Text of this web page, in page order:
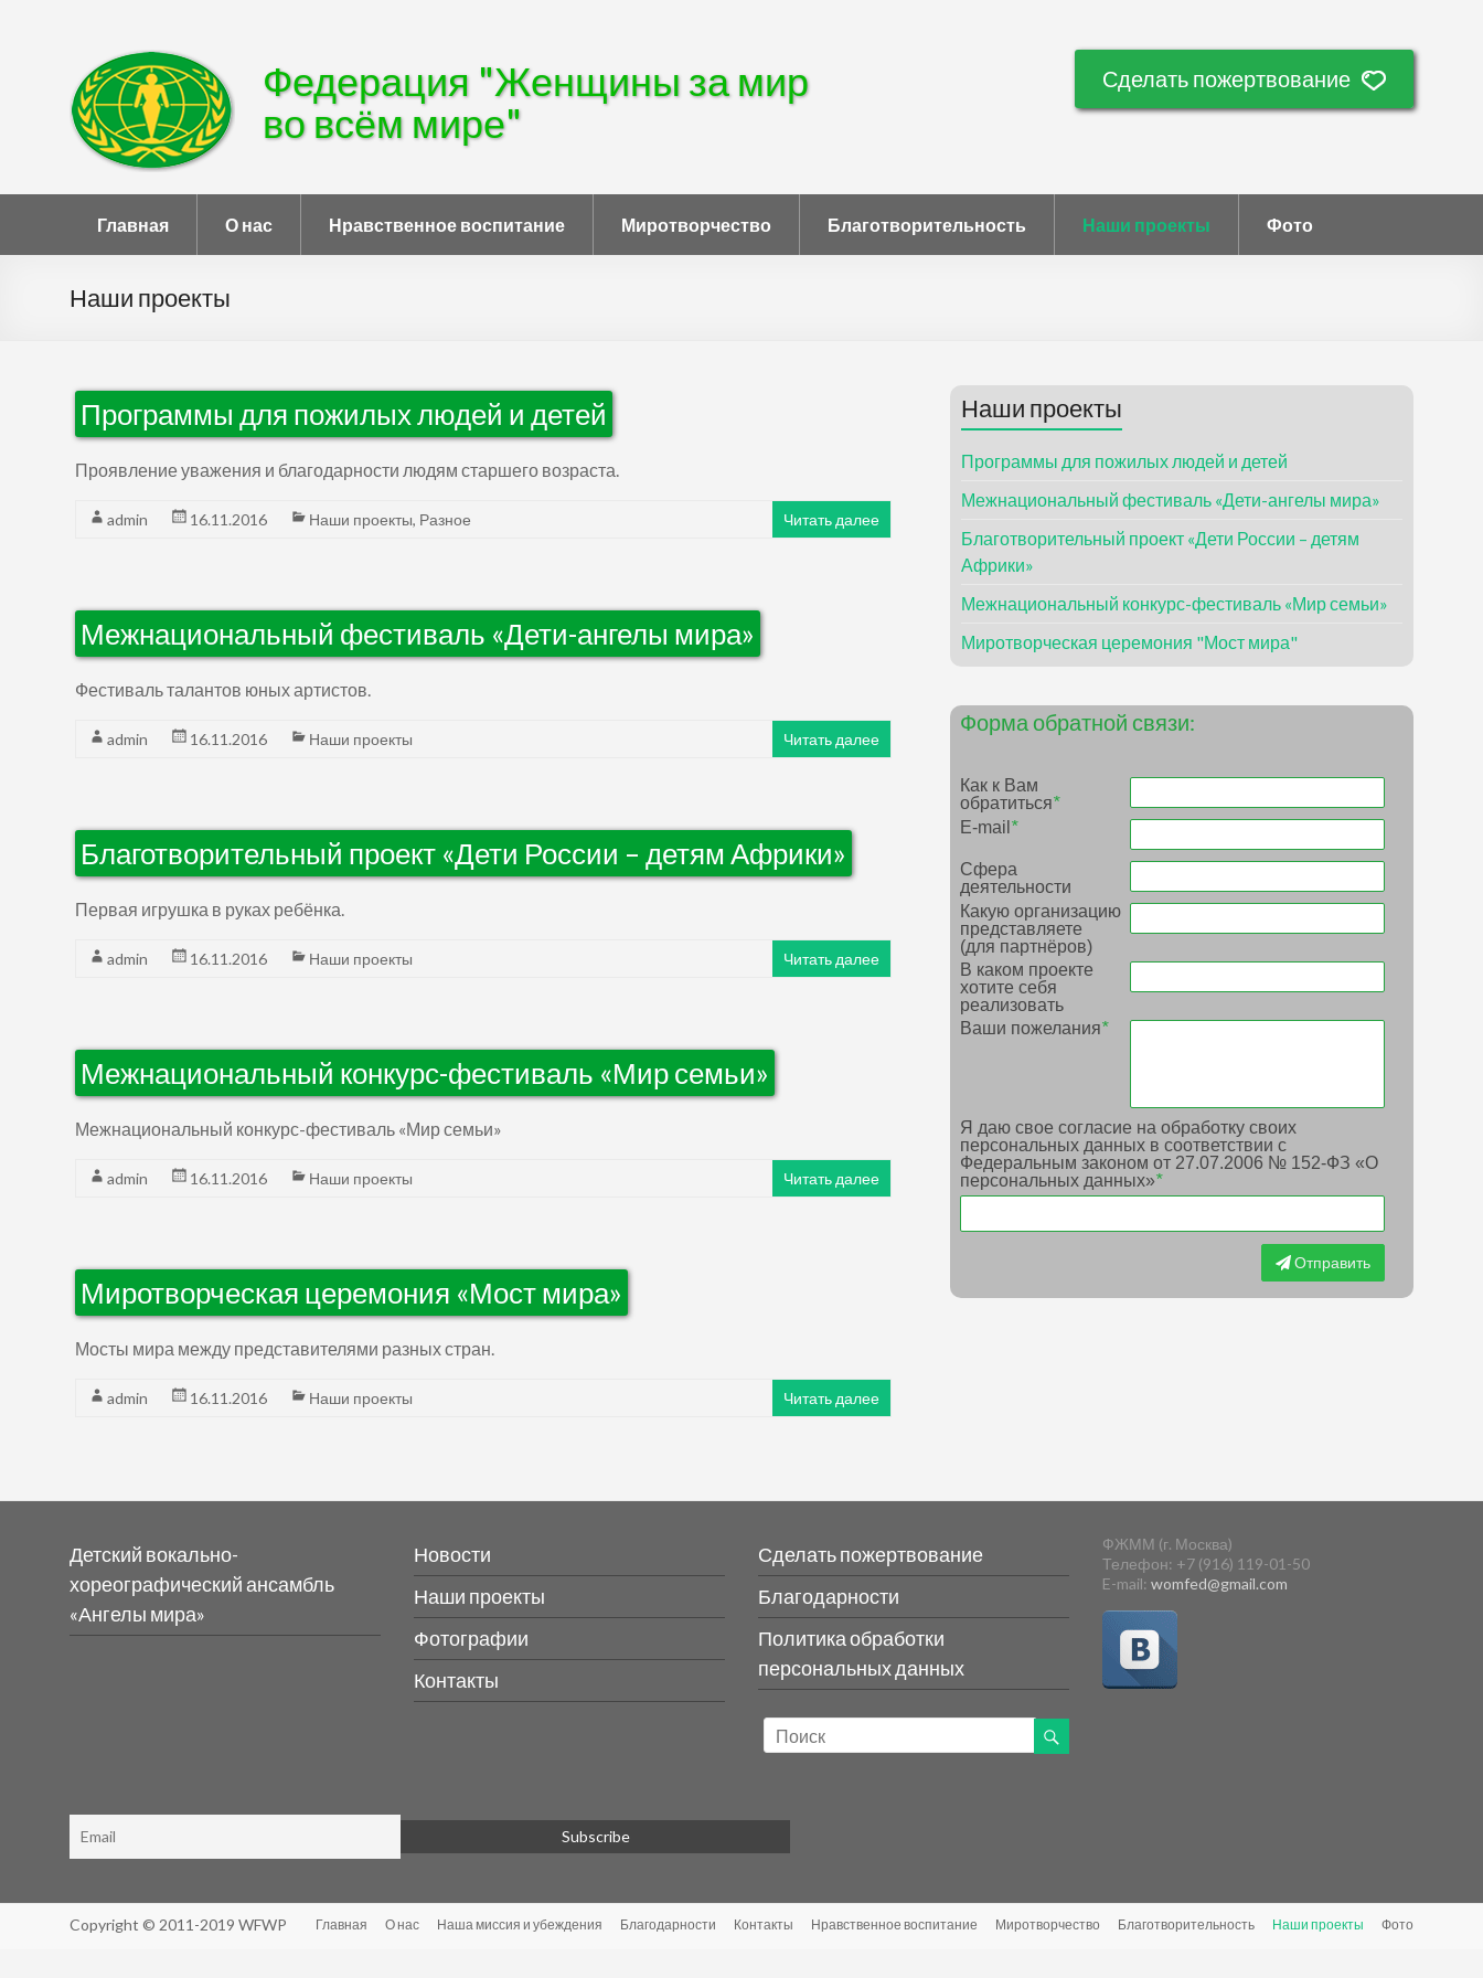
Федерация "Женщины за мир
во всём мире"
Сделать пожертвование
Главная О нас Нравственное воспитание Миротворчество Благотворительность Наши проекты Фото
Наши проекты
Программы для пожилых людей и детей
Проявление уважения и благодарности людям старшего возраста.
admin 16.11.2016 Наши проекты, Разное Читать далее
Межнациональный фестиваль «Дети-ангелы мира»
Фестиваль талантов юных артистов.
admin 16.11.2016 Наши проекты Читать далее
Благотворительный проект «Дети России – детям Африки»
Первая игрушка в руках ребёнка.
admin 16.11.2016 Наши проекты Читать далее
Межнациональный конкурс-фестиваль «Мир семьи»
Межнациональный конкурс-фестиваль «Мир семьи»
admin 16.11.2016 Наши проекты Читать далее
Миротворческая церемония «Мост мира»
Мосты мира между представителями разных стран.
admin 16.11.2016 Наши проекты Читать далее
Наши проекты
Программы для пожилых людей и детей
Межнациональный фестиваль «Дети-ангелы мира»
Благотворительный проект «Дети России – детям
Африки»
Межнациональный конкурс-фестиваль «Мир семьи»
Миротворческая церемония "Мост мира"
Форма обратной связи:
Как к Вам
обратиться*
E-mail *
Сфера
деятельности
Какую организацию
представляете
(для партнёров)
В каком проекте
хотите себя
реализовать
Ваши пожелания*
Я даю свое согласие на обработку своих
персональных данных в соответствии с
Федеральным законом от 27.07.2006 № 152-ФЗ «О
персональных данных»*
Отправить
Детский вокально-
хореографический ансамбль
«Ангелы мира»
Новости
Наши проекты
Фотографии
Контакты
Сделать пожертвование
Благодарности
Политика обработки
персональных данных
ФЖММ (г. Москва)
Телефон: +7 (916) 119-01-50
E-mail: womfed@gmail.com
Copyright © 2011-2019 WFWP Главная О нас Наша миссия и убеждения Благодарности Контакты Нравственное воспитание Миротворчество Благотворительность Наши проекты Фото